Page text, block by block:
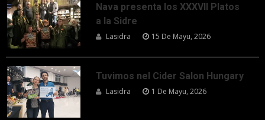
Nava presenta los XXXVII Platos
a la Sidre
Lasidra 15 De Mayu, 2026
Tuvimos nel Cider Salon Hungary
Lasidra 1 De Mayu, 2026